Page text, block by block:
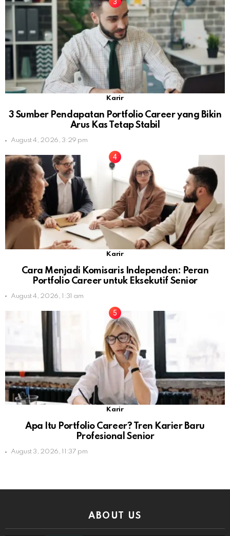
Karir
3 Sumber Pendapatan Portfolio Career yang Bikin
Arus Kas Tetap Stabil
August 4, 2026, 3:29 pm
Karir
Cara Menjadi Komisaris Independen: Peran
Portfolio Career untuk Eksekutif Senior
August 4, 2026, 1:31 am
Karir
Apa Itu Portfolio Career? Tren Karier Baru
Profesional Senior
August 3, 2026, 11:37 pm
ABOUT US